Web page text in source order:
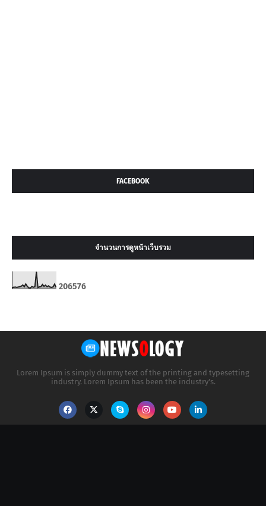
FACEBOOK
จำนวนการดูหน้าเว็บรวม
206576
Lorem Ipsum is simply dummy text of the printing and typesetting
industry. Lorem Ipsum has been the industry's.